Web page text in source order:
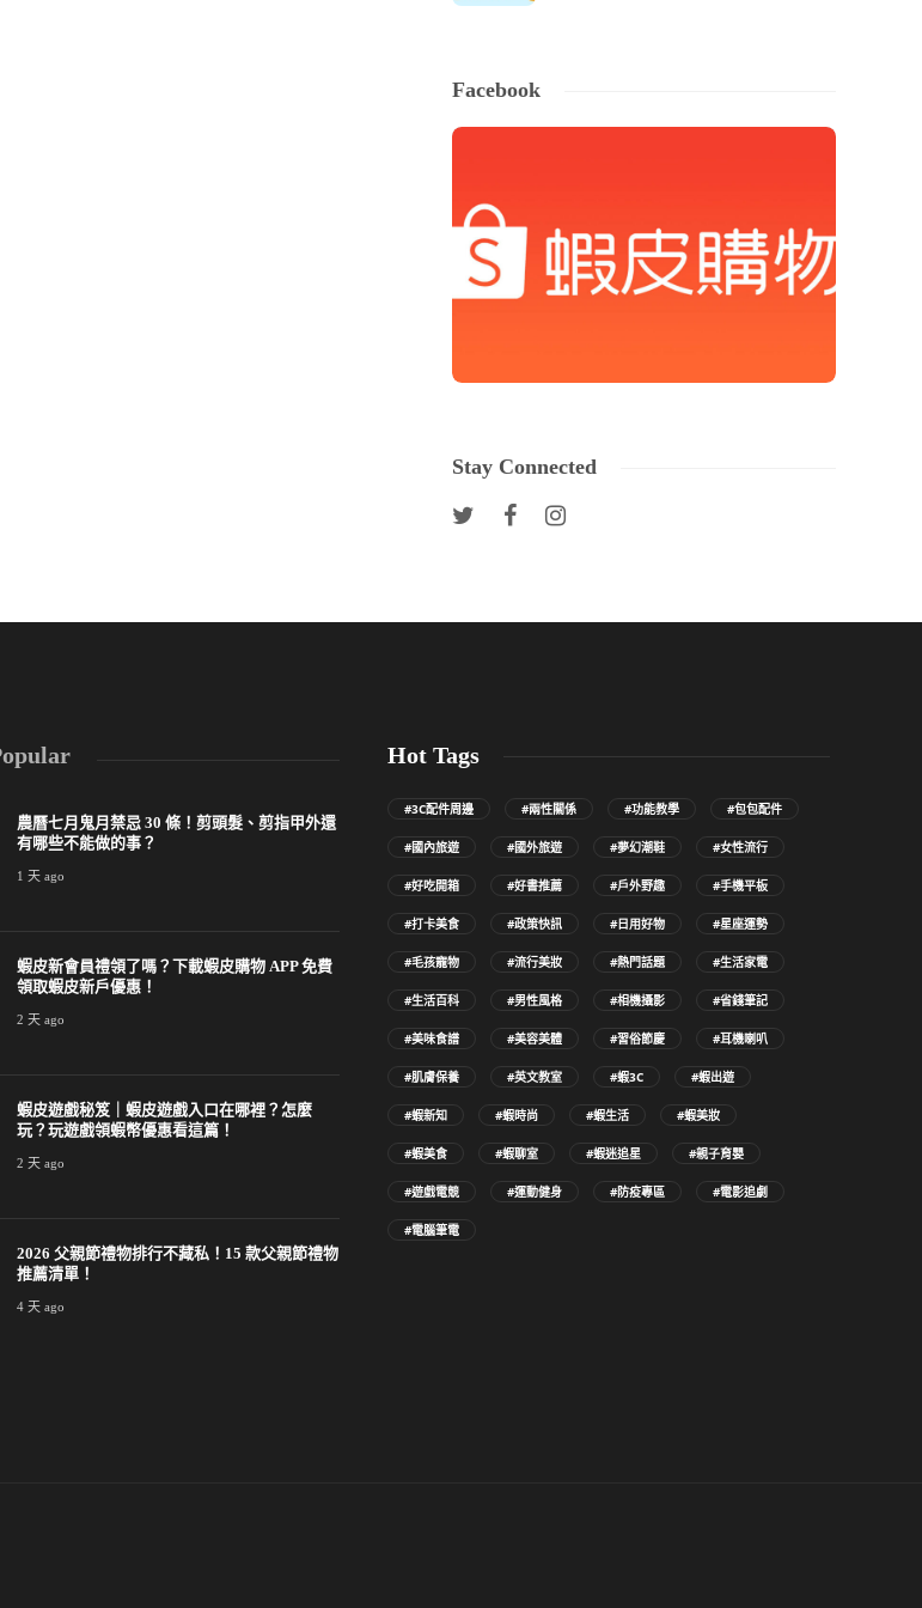
Facebook
Stay Connected
農曆七月鬼月禁忌 30 條！剪頭髮、剪指甲外還
有哪些不能做的事？
1 天 ago
蝦皮新會員禮領了嗎？下載蝦皮購物 APP 免費
領取蝦皮新戶優惠！
2 天 ago
蝦皮遊戲秘笈｜蝦皮遊戲入口在哪裡？怎麼
玩？玩遊戲領蝦幣優惠看這篇！
2 天 ago
2026 父親節禮物排行不藏私！15 款父親節禮物
推薦清單！
4 天 ago
Hot Tags
#3C配件周邊 #兩性關係 #功能教學 #包包配件
#國內旅遊 #國外旅遊 #夢幻潮鞋 #女性流行
#好吃開箱 #好書推薦 #戶外野趣 #手機平板
#打卡美食 #政策快訊 #日用好物 #星座運勢
#毛孩寵物 #流行美妝 #熱門話題 #生活家電
#生活百科 #男性風格 #相機攝影 #省錢筆記
#美味食譜 #美容美體 #習俗節慶 #耳機喇叭
#肌膚保養 #英文教室 #蝦3C #蝦出遊
#蝦新知 #蝦時尚 #蝦生活 #蝦美妝
#蝦美食 #蝦聊室 #蝦迷追星 #親子育嬰
#遊戲電競 #運動健身 #防疫專區 #電影追劇
#電腦筆電